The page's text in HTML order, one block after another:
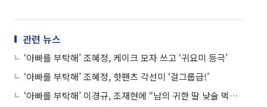
관련 뉴스
‘아빠를 부탁해’ 조혜정, 케이크 모자 쓰고 ‘귀요미 등극’
‘아빠를 부탁해’ 조혜정, 핫팬츠 각선미 ‘걸그룹급!’
‘아빠를 부탁해’ 이경규, 조재현에 “남의 귀한 딸 낮술 먹이고” 신경전 “왜?”